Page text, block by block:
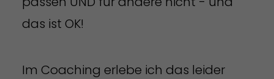
das ist OK!
Im Coaching erlebe ich das leider